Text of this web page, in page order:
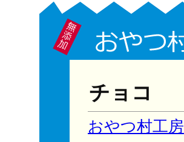
チョコ
おやつ村工房